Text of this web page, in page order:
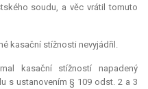
soudu, a věc vrátil tomuto
kasační stížnosti nevyjádřil.
kasační stížností napadený
s ustanovením § 109 odst. 2 a 3